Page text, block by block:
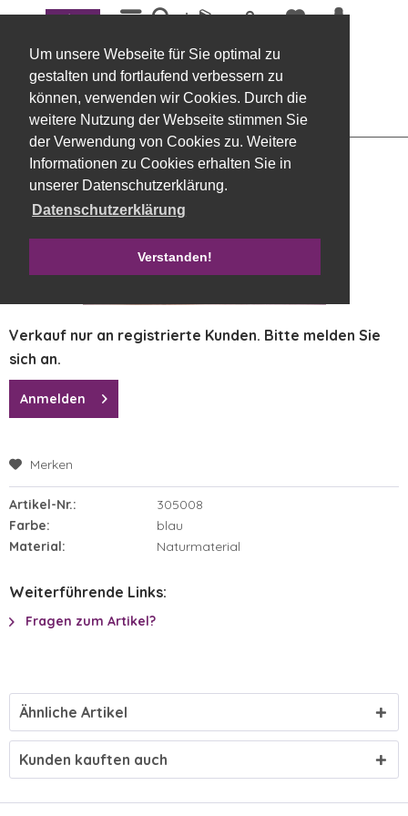
Um unsere Webseite für Sie optimal zu
gestalten und fortlaufend verbessern zu
können, verwenden wir Cookies. Durch die
weitere Nutzung der Webseite stimmen Sie
der Verwendung von Cookies zu. Weitere
Informationen zu Cookies erhalten Sie in
unserer Datenschutzerklärung.
Datenschutzerklärung
Verstanden!
Menü
Übersicht Dekoartikel, sonstige
Capiz (Muschel), 250 gramm, 12 cm
hellblau
Verkauf nur an registrierte Kunden. Bitte melden Sie
sich an.
Anmelden
Merken
Artikel-Nr.:
305008
Farbe:
blau
Material:
Naturmaterial
Weiterführende Links:
Fragen zum Artikel?
Ähnliche Artikel
Kunden kauften auch